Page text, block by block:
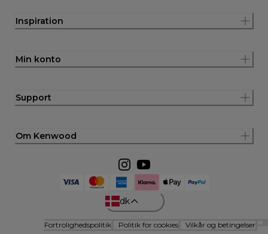
Inspiration
Min konto
Support
Om Kenwood
dk
Fortrolighedspolitik Politik for cookies Vilkår og betingelser